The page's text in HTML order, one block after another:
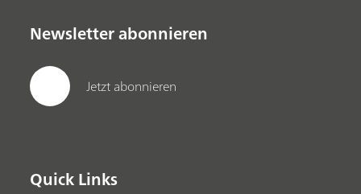
Newsletter abonnieren
Jetzt abonnieren
Quick Links